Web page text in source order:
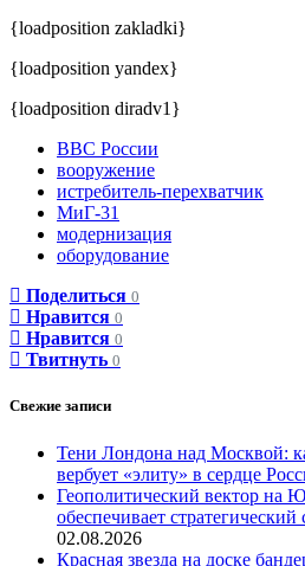
{loadposition zakladki}
{loadposition yandex}
{loadposition diradv1}
ВВС России
вооружение
истребитель-перехватчик
МиГ-31
модернизация
оборудование
Поделиться 0
Нравится 0
Нравится 0
Твитнуть 0
Свежие записи
Тени Лондона над Москвой:
вербует «элиту» в сердце
Геополитический вектор на
обеспечивает
02.08.2026
Красная звезда на доске